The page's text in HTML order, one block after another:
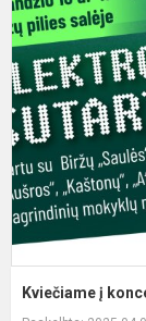
Kviečiame į